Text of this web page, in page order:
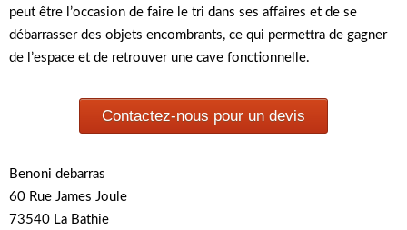
peut être l’occasion de faire le tri dans ses affaires et de se
débarrasser des objets encombrants, ce qui permettra de gagner
de l’espace et de retrouver une cave fonctionnelle.
Contactez-nous pour un devis
Benoni debarras
60 Rue James Joule
73540 La Bathie